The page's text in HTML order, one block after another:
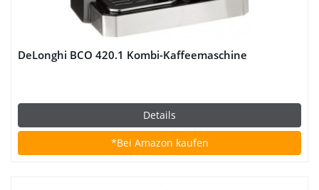
DeLonghi BCO 420.1 Kombi-Kaffeemaschine
Details
*Bei Amazon kaufen